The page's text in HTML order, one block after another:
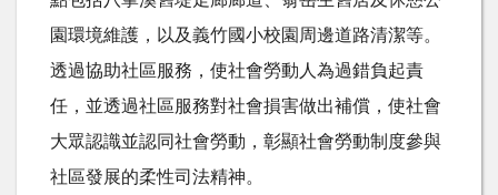
園環境維護，以及義竹國小校園周邊道路清潔等。
透過協助社區服務，使社會勞動人為過錯負起責
任，並透過社區服務對社會損害做出補償，使社會
大眾認識並認同社會勞動，彰顯社會勞動制度參與
社區發展的柔性司法精神。